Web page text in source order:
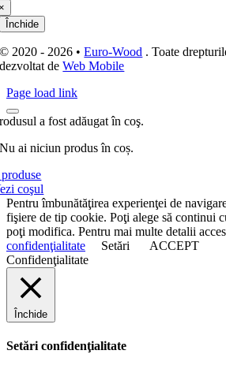
Închide
© 2020 - 2026 •Euro-Wood . Toate
dezvoltat deWeb Mobile
Page load link
a fost adăugat în coş.
Nu ai niciun produs în coș.
coşul
Pentru îmbunătăţirea experienţei de
fişiere de tip cookie. Poţi alege să continui
poţi modifica. Pentru mai multe detalii
confidenţialitate
Setări
ACCEPT
Confidenţialitate
Închide
Setări confidenţialitate